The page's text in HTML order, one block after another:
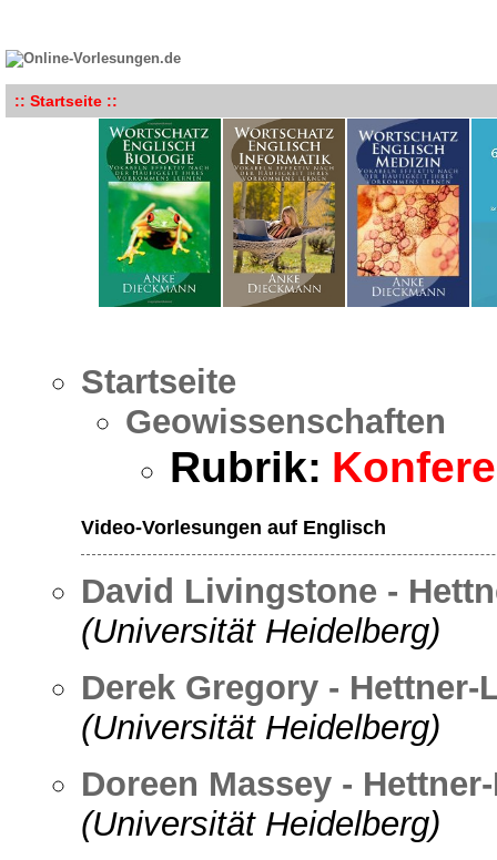
:: Startseite ::
Startseite
Geowissenschaften
Rubrik:
Video-Vorlesungen auf Englisch
David Livingstone -
(Universität Heidelberg)
Derek Gregory - Hettner-
(Universität Heidelberg)
Doreen Massey -
(Universität Heidelberg)